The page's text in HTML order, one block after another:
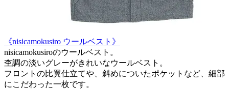
《nisicamokusiro ウールベスト》
nisicamokusiroのウールベスト。
杢調の淡いグレーがきれいなウールベスト。
フロントの比翼仕立てや、斜めについたポケットなど、細部
にこだわった一枚です。